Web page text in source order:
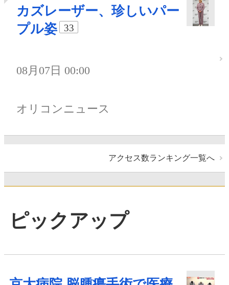
カズレーザー、珍しいパー
プル姿
33
08月07日 00:00
オリコンニュース
アクセス数ランキング一覧へ
ピックアップ